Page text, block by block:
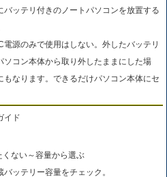
ッテリ付きのノートパソコンを放置する
源のみで使用はしない。外したバッテリ
ソコン本体から取り外したままにした場
なります。できるだけパソコン本体にセ
イド
ない～容量から選ぶ
ッテリー容量をチェック。